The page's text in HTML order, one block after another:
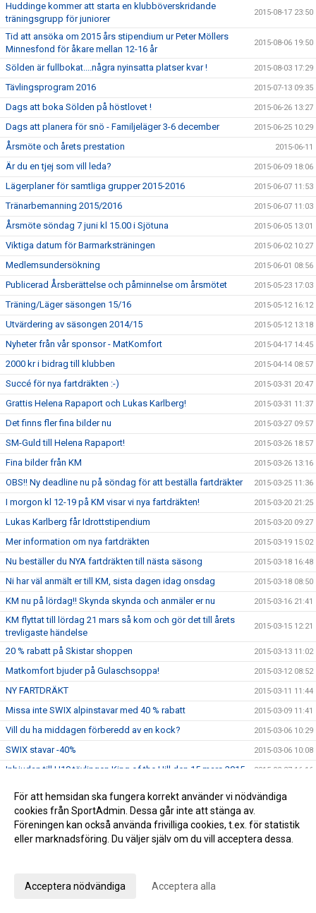
Huddinge kommer att starta en klubböverskridande
träningsgrupp för juniorer
2015-08-17 23:50
Tid att ansöka om 2015 års stipendium ur Peter Möllers
Minnesfond för åkare mellan 12-16 år
2015-08-06 19:50
Sölden är fullbokat....några nyinsatta platser kvar ! 2015-08-03 17:29
Tävlingsprogram 2016 2015-07-13 09:35
Dags att boka Sölden på höstlovet ! 2015-06-26 13:27
Dags att planera för snö - Familjeläger 3-6 december 2015-06-25 10:29
Årsmöte och årets prestation 2015-06-11
Är du en tjej som vill leda? 2015-06-09 18:06
Lägerplaner för samtliga grupper 2015-2016 2015-06-07 11:53
Tränarbemanning 2015/2016 2015-06-07 11:03
Årsmöte söndag 7 juni kl 15.00 i Sjötuna 2015-06-05 13:01
Viktiga datum för Barmarksträningen 2015-06-02 10:27
Medlemsundersökning 2015-06-01 08:56
Publicerad Årsberättelse och påminnelse om årsmötet 2015-05-23 17:03
Träning/Läger säsongen 15/16 2015-05-12 16:12
Utvärdering av säsongen 2014/15 2015-05-12 13:18
Nyheter från vår sponsor - MatKomfort 2015-04-17 14:45
2000 kr i bidrag till klubben 2015-04-14 08:57
Succé för nya fartdräkten :-) 2015-03-31 20:47
Grattis Helena Rapaport och Lukas Karlberg! 2015-03-31 11:37
Det finns fler fina bilder nu 2015-03-27 09:57
SM-Guld till Helena Rapaport! 2015-03-26 18:57
Fina bilder från KM 2015-03-26 13:16
OBS!! Ny deadline nu på söndag för att beställa fartdräkter 2015-03-25 11:36
I morgon kl 12-19 på KM visar vi nya fartdräkten! 2015-03-20 21:25
Lukas Karlberg får Idrottstipendium 2015-03-20 09:27
Mer information om nya fartdräkten 2015-03-19 15:02
Nu beställer du NYA fartdräkten till nästa säsong 2015-03-18 16:48
Ni har väl anmält er till KM, sista dagen idag onsdag 2015-03-18 08:50
KM nu på lördag!! Skynda skynda och anmäler er nu 2015-03-16 21:41
KM flyttat till lördag 21 mars så kom och gör det till årets
trevligaste händelse
2015-03-15 12:21
20 % rabatt på Skistar shoppen 2015-03-13 11:02
Matkomfort bjuder på Gulaschsoppa! 2015-03-12 08:52
NY FARTDRÄKT 2015-03-11 11:44
Missa inte SWIX alpinstavar med 40 % rabatt 2015-03-09 11:41
Vill du ha middagen förberedd av en kock? 2015-03-06 10:29
SWIX stavar -40% 2015-03-06 10:08
Inbjudan till U10 tävlingen King of the Hill den 15 mars 2015 2015-02-27 16:16
Inbudan till LVC och DM H/D U14 GS
Vallaboxar från Swix 2015-02-19 22:10
U14 MASK överst på pallen - gånger två
För att hemsidan ska fungera korrekt använder vi nödvändiga
cookies från SportAdmin. Dessa går inte att stänga av.
Föreningen kan också använda frivilliga cookies, t.ex. för statistik
eller marknadsföring. Du väljer själv om du vill acceptera dessa.
Acceptera nödvändiga Acceptera alla